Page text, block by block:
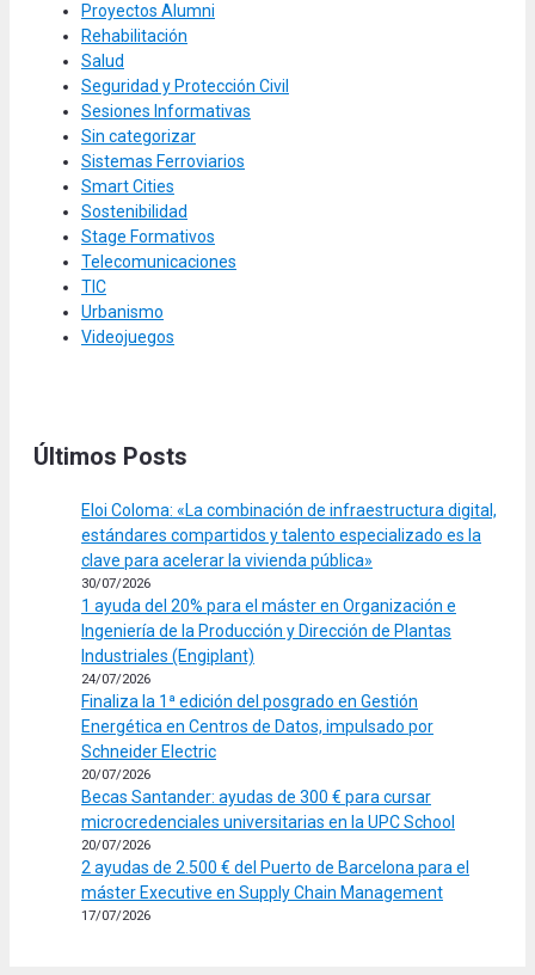
Proyectos Alumni
Rehabilitación
Salud
Seguridad y Protección Civil
Sesiones Informativas
Sin categorizar
Sistemas Ferroviarios
Smart Cities
Sostenibilidad
Stage Formativos
Telecomunicaciones
TIC
Urbanismo
Videojuegos
Últimos Posts
Eloi Coloma: «La combinación de infraestructura digital,
estándares compartidos y talento especializado es la
clave para acelerar la vivienda pública»
30/07/2026
1 ayuda del 20% para el máster en Organización e
Ingeniería de la Producción y Dirección de Plantas
Industriales (Engiplant)
24/07/2026
Finaliza la 1ª edición del posgrado en Gestión
Energética en Centros de Datos, impulsado por
Schneider Electric
20/07/2026
Becas Santander: ayudas de 300 € para cursar
microcredenciales universitarias en la UPC School
20/07/2026
2 ayudas de 2.500 € del Puerto de Barcelona para el
máster Executive en Supply Chain Management
17/07/2026